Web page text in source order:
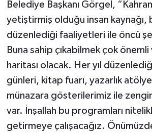
Belediye Başkanı Görgel,
yetiştirmiş olduğu insan kaynağı,
düzenlediği faaliyetleri ile öncü
Buna sahip çıkabilmek çok
haritası olacak. Her yıl
günleri, kitap fuarı, yazarlık
münazara gösterilerimiz ile
var. İnşallah bu programları
getirmeye çalışacağız.